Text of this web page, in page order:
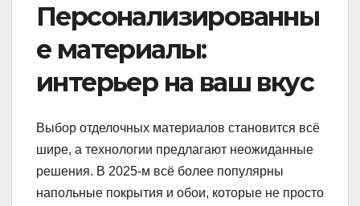
Персонализированны
е материалы:
интерьер на ваш вкус
Выбор отделочных материалов становится всё
шире, а технологии предлагают неожиданные
решения. В 2025-м всё более популярны
напольные покрытия и обои, которые не просто